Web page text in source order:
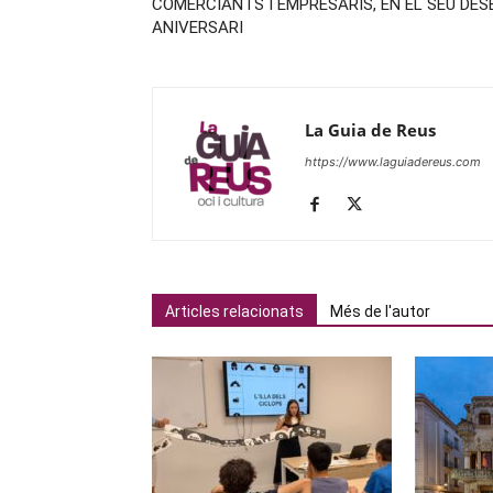
COMERCIANTS I EMPRESARIS, EN EL SEU
ANIVERSARI
La Guia de Reus
https://www.laguiadereus.com
Articles relacionats Més de l'autor